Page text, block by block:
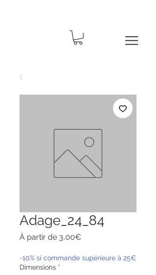
Adage_24_84
À partir de 3,00€
-10% si commande supérieure à 25€
Dimensions *